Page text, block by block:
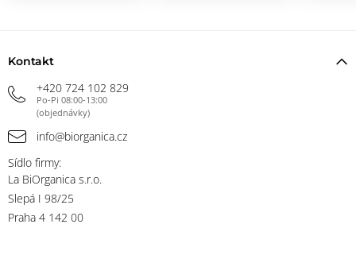
Kontakt
+420 724 102 829
Po-Pi 08:00-13:00
(objednávky)
info@biorganica.cz
Sídlo firmy:
La BiOrganica s.r.o.
Slepá I 98/25
Praha 4 142 00